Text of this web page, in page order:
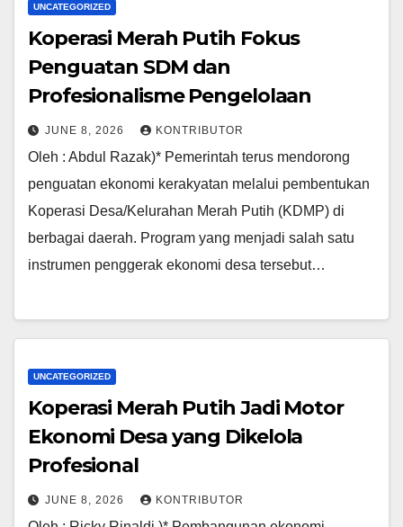
UNCATEGORIZED
Koperasi Merah Putih Fokus
Penguatan SDM dan
Profesionalisme Pengelolaan
JUNE 8, 2026 KONTRIBUTOR
Oleh : Abdul Razak)* Pemerintah terus mendorong
penguatan ekonomi kerakyatan melalui pembentukan
Koperasi Desa/Kelurahan Merah Putih (KDMP) di
berbagai daerah. Program yang menjadi salah satu
instrumen penggerak ekonomi desa tersebut…
UNCATEGORIZED
Koperasi Merah Putih Jadi Motor
Ekonomi Desa yang Dikelola
Profesional
JUNE 8, 2026 KONTRIBUTOR